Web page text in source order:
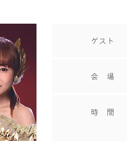
ゲスト
会 場
時 間